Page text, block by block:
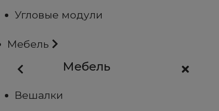
Угловые модули
Мебель
Мебель
Вешалки